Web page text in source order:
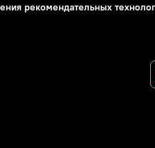
рекомендательных